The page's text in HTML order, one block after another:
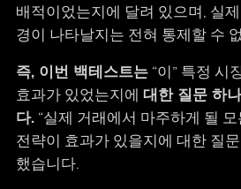
배적이었는지에 달려 있으며, 실
경이 나타날지는 전혀 통제할 수
즉, 이번 백테스트는“이” 특정 시
효과가 있었는지에 대한 질문 하
다.“실제 거래에서 마주하게 될 모
전략이 효과가 있을지에 대한 질
했습니다.